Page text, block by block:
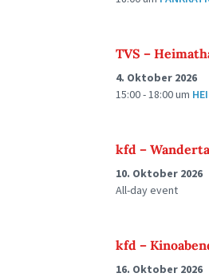
TVS –
4. Oktober 2026
15:00 - 18:00um
kfd –
10. Oktober 2026
All-day event
kfd –
16. Oktober 2026